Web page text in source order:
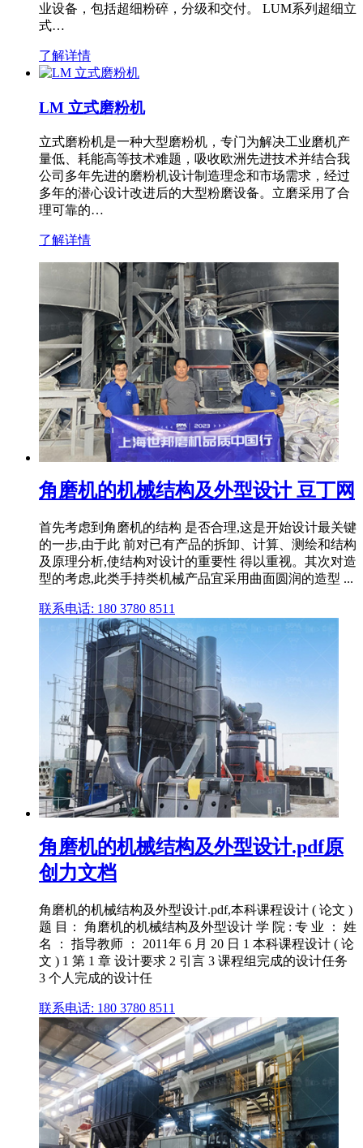
业设备，包括超细粉碎，分级和交付。 LUM系列超细立
式…
了解详情
LM 立式磨粉机
立式磨粉机是一种大型磨粉机，专门为解决工业磨机产
量低、耗能高等技术难题，吸收欧洲先进技术并结合我
公司多年先进的磨粉机设计制造理念和市场需求，经过
多年的潜心设计改进后的大型粉磨设备。立磨采用了合
理可靠的…
了解详情
角磨机的机械结构及外型设计 豆丁网
首先考虑到角磨机的结构 是否合理,这是开始设计最关键
的一步,由于此 前对已有产品的拆卸、计算、测绘和结构
及原理分析,使结构对设计的重要性 得以重视。其次对造
型的考虑,此类手持类机械产品宜采用曲面圆润的造型 ...
联系电话: 180 3780 8511
角磨机的机械结构及外型设计.pdf原
创力文档
角磨机的机械结构及外型设计.pdf,本科课程设计 ( 论文 )
题 目： 角磨机的机械结构及外型设计 学 院 : 专 业 ： 姓
名 ： 指导教师 ： 2011年 6 月 20 日 1 本科课程设计 ( 论
文 ) 1 第 1 章 设计要求 2 引言 3 课程组完成的设计任务
3 个人完成的设计任
联系电话: 180 3780 8511